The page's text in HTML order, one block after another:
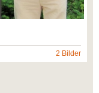
2 Bilder